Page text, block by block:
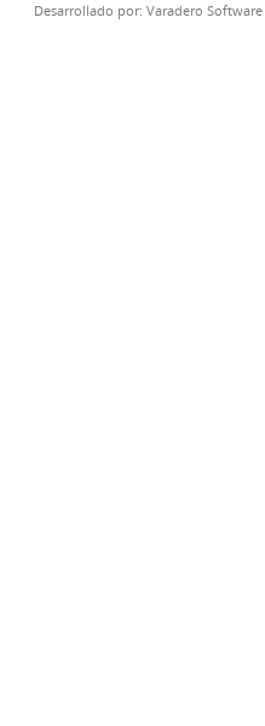
Desarrollado por: Varadero Software